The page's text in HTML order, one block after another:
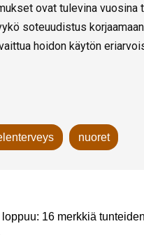
ovat tulevina vuosina
soteuudistus
hoidon käytön
nuoret
16 merkkiä tunteiden